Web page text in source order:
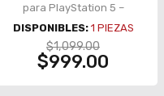
para PlayStation 5 –
7447901601
DISPONIBLES: 1 PIEZAS
$1,099.00
$999.00